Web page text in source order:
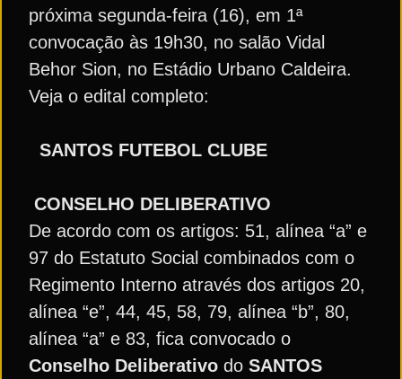
próxima segunda-feira (16), em 1ª
convocação às 19h30, no salão Vidal
Behor Sion, no Estádio Urbano Caldeira.
Veja o edital completo:
SANTOS FUTEBOL CLUBE
CONSELHO DELIBERATIVO
De acordo com os artigos: 51, alínea “a” e
97 do Estatuto Social combinados com o
Regimento Interno através dos artigos 20,
alínea “e”, 44, 45, 58, 79, alínea “b”, 80,
alínea “a” e 83, fica convocado o
Conselho Deliberativo do SANTOS